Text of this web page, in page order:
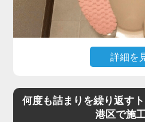
脱着が必要になる重度詰まり
改善には業務用の高圧ポンプ
分に向けて圧力を段階的に加え
急激な圧力は逆流を招くため負
圧すると、数回の作業で固まっ
奥へとスムーズに押し流されて
り使用できる状態へ無事復旧。
作業後は、嘔吐物は固まりやす
詳細を
を便器に落としてしまい、その
たことで水位が上がり続け、全
何度も詰まりを繰り返す
港区で施